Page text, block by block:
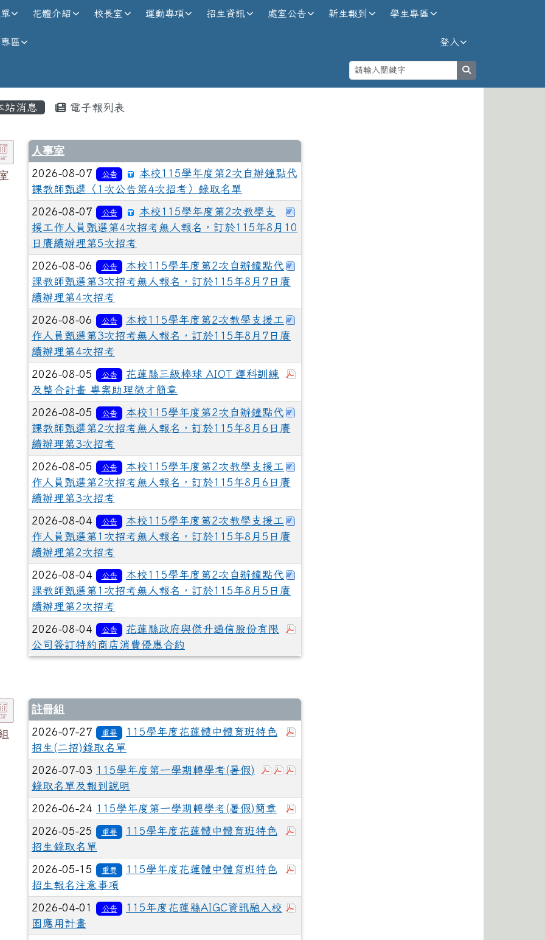
全球資訊網
花體介紹 校長室 運動專項 招生資訊 處室公告 新生報到 學生專區
區 登入
容區域
站消息 電子報列表
人事室
2026-08-07 公告
本校115學年度第2次自辦鐘點代
課教師甄選〈1次公告第4次招考〉錄取名單
2026-08-07 公告
本校115學年度第2次教學支
援工作人員甄選第4次招考無人報名，訂於115年8月10
日賡續辦理第5次招考
2026-08-06 公告
本校115學年度第2次自辦鐘點代
課教師甄選第3次招考無人報名，訂於115年8月7日賡
續辦理第4次招考
2026-08-06 公告
本校115學年度第2次教學支援工
作人員甄選第3次招考無人報名，訂於115年8月7日賡
續辦理第4次招考
2026-08-05 公告
花蓮縣三級棒球 AIOT 運科訓練
及整合計畫 專案助理徵才簡章
2026-08-05 公告
本校115學年度第2次自辦鐘點代
課教師甄選第2次招考無人報名，訂於115年8月6日賡
續辦理第3次招考
2026-08-05 公告
本校115學年度第2次教學支援工
作人員甄選第2次招考無人報名，訂於115年8月6日賡
續辦理第3次招考
2026-08-04 公告
本校115學年度第2次教學支援工
作人員甄選第1次招考無人報名，訂於115年8月5日賡
續辦理第2次招考
2026-08-04 公告
本校115學年度第2次自辦鐘點代
課教師甄選第1次招考無人報名，訂於115年8月5日賡
續辦理第2次招考
2026-08-04 公告
花蓮縣政府與傑升通信股份有限
公司簽訂特約商店消費優惠合約
註冊組
2026-07-27 重要
115學年度花蓮體中體育班特色
招生(二招)錄取名單
於彈跳視窗觀看：115-1暑假轉學考錄取考生報到通知
於彈跳視窗觀看：115花蓮體中新生就讀申請住宿表
2026-07-03 115學年度第一學期轉學考(暑假)
錄取名單及報到說明
2026-06-24 115學年度第一學期轉學考(暑假)簡章
2026-05-25 重要
115學年度花蓮體中體育班特色
招生錄取名單
2026-05-15 重要
115學年度花蓮體中體育班特色
招生報名注意事項
2026-04-01 公告
115年度花蓮縣AIGC資訊融入校
園應用計畫